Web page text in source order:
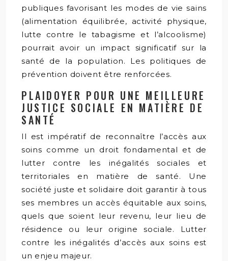
publiques favorisant les modes de vie sains
(alimentation équilibrée, activité physique,
lutte contre le tabagisme et l’alcoolisme)
pourrait avoir un impact significatif sur la
santé de la population. Les politiques de
prévention doivent être renforcées.
PLAIDOYER POUR UNE MEILLEURE
JUSTICE SOCIALE EN MATIÈRE DE
SANTÉ
Il est impératif de reconnaître l’accès aux
soins comme un droit fondamental et de
lutter contre les inégalités sociales et
territoriales en matière de santé. Une
société juste et solidaire doit garantir à tous
ses membres un accès équitable aux soins,
quels que soient leur revenu, leur lieu de
résidence ou leur origine sociale. Lutter
contre les inégalités d’accès aux soins est
un enjeu majeur.